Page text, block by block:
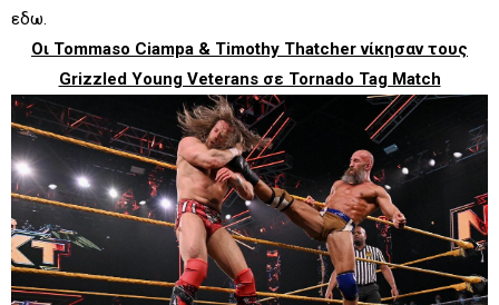
εδω.
Οι Tommaso Ciampa & Timothy Thatcher νίκησαν τους
Grizzled Young Veterans σε Tornado Tag Match